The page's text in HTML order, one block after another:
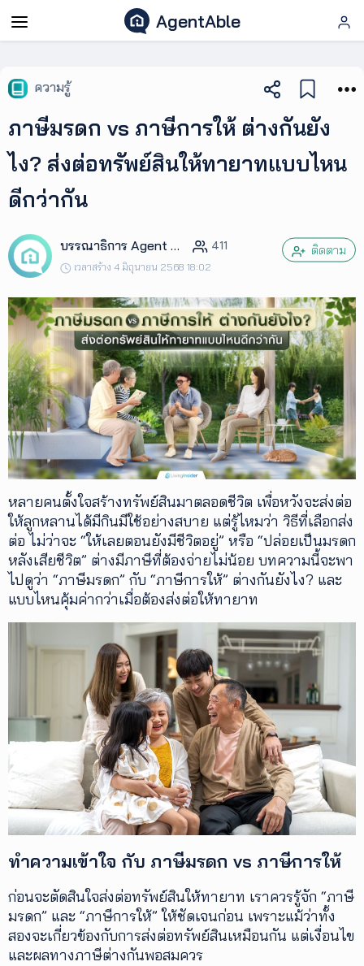
AgentAble
AgentAble
สำหรับ
เอเจ
AgentClub
AgentTool
UpSkill
Podcast
เพิ่ม
เติม
ติดต่อ
เรา
การ
ให้
บริการ
ดาวน์
โหลด
แอปฯ
ความรู้
ภาษีมรดก vs ภาษีการให้ ต่างกันยัง
ไง? ส่งต่อทรัพย์สินให้ทายาทแบบไหน
ดีกว่ากัน
บรรณาธิการ Agent Club 411
เวลาสร้าง 4 มิถุนายน 2568 18:02
ติดตาม
หลายคนตั้งใจสร้างทรัพย์สินมาตลอดชีวิต เพื่อหวังจะส่งต่อ
ให้ลูกหลานได้มีกินมีใช้อย่างสบาย แต่รู้ไหมว่า วิธีที่เลือกส่ง
ต่อ ไม่ว่าจะ “ให้เลยตอนยังมีชีวิตอยู่” หรือ “ปล่อยเป็นมรดก
หลังเสียชีวิต” ต่างมีภาษีที่ต้องจ่ายไม่น้อย บทความนี้จะพา
ไปดูว่า “ภาษีมรดก” กับ “ภาษีการให้” ต่างกันยังไง? และ
แบบไหนคุ้มค่ากว่าเมื่อต้องส่งต่อให้ทายาท
ทำความเข้าใจ กับ ภาษีมรดก vs ภาษีการให้
ก่อนจะตัดสินใจส่งต่อทรัพย์สินให้ทายาท เราควรรู้จัก “ภาษี
มรดก” และ “ภาษีการให้” ให้ชัดเจนก่อน เพราะแม้ว่าทั้ง
สองจะเกี่ยวข้องกับการส่งต่อทรัพย์สินเหมือนกัน แต่เงื่อนไข
และผลทางภาษีต่างกันพอสมควร